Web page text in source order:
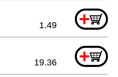
+
1.49
+
19.36